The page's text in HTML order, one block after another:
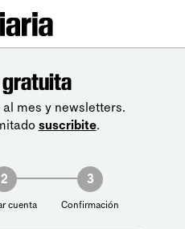
gratuita
mes y newsletters.
suscribite.
2
cuenta
3
Confirmación